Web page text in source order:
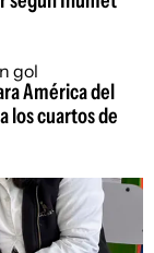
América del
los cuartos de